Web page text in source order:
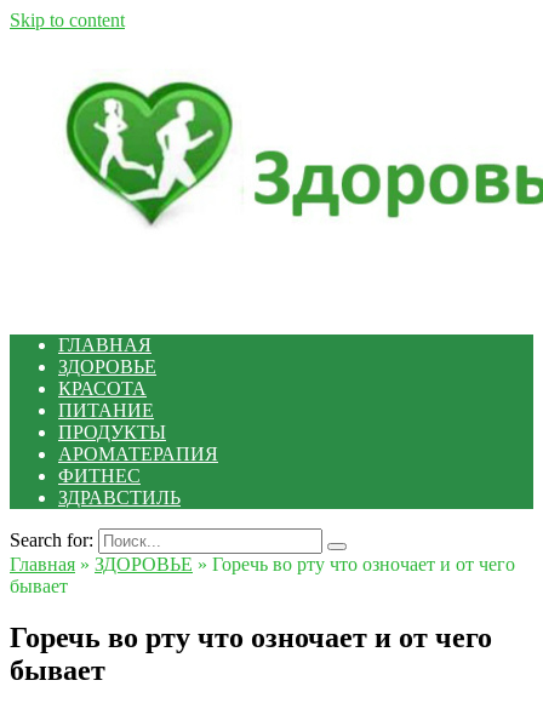
Skip to content
ГЛАВНАЯ
ЗДОРОВЬЕ
КРАСОТА
ПИТАНИЕ
ПРОДУКТЫ
АРОМАТЕРАПИЯ
ФИТНЕС
ЗДРАВСТИЛЬ
Search for:
Главная » ЗДОРОВЬЕ » Горечь во рту что озночает и от чего
бывает
Горечь во рту что озночает и от чего
бывает